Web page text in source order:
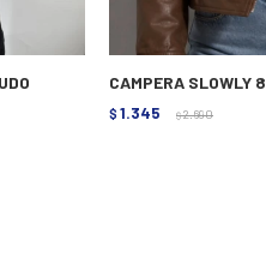
CAMPERA SLOWLY
$ 1.345 $ 2.690